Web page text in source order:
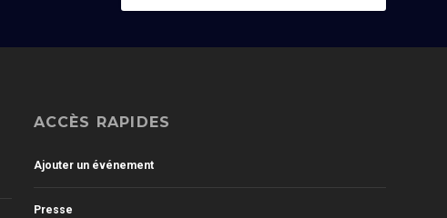
ACCÈS RAPIDES
Ajouter un événement
Presse